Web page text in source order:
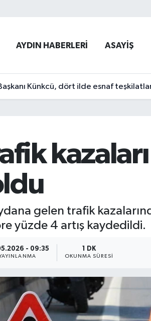
AYDIN HABERLERİ ASAYİŞ
Künkcü, dört ilde esnaf
gelen trafik
yüzde 4 artış kaydedildi.
- 09:35 1 DK
OKUNMA SÜRESI